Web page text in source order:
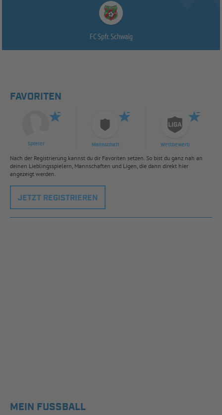
FC Spfr. Schwaig
FAVORITEN
Spieler Mannschaft Wettbewerb
Nach der Registrierung kannst du dir Favoriten setzen. So bist du ganz nah an
deinen Lieblingsspielern, Mannschaften und Ligen, die dann direkt hier
angezeigt werden.
JETZT REGISTRIEREN
MEIN FUSSBALL